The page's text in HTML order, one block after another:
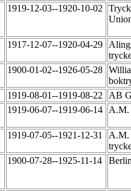
1919-12-03--1920-10-02
1917-12-07--1920-04-29
1900-01-02--1926-05-28
1919-08-01--1919-08-22
AB
1919-06-07--1919-06-14 A.M.
1919-07-05--1921-12-31
A.M.
1900-07-28--1925-11-14